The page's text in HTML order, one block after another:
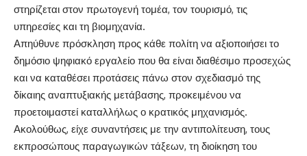
στηρίζεται στον πρωτογενή τομέα, τον τουρισμό, τις
υπηρεσίες και τη βιομηχανία.
Απηύθυνε πρόσκληση προς κάθε πολίτη να αξιοποιήσει το
δημόσιο ψηφιακό εργαλείο που θα είναι διαθέσιμο προσεχώς
και να καταθέσει προτάσεις πάνω στον σχεδιασμό της
δίκαιης αναπτυξιακής μετάβασης, προκειμένου να
προετοιμαστεί καταλλήλως ο κρατικός μηχανισμός.
Ακολούθως, είχε συναντήσεις με την αντιπολίτευση, τους
εκπροσώπους παραγωγικών τάξεων, τη διοίκηση του